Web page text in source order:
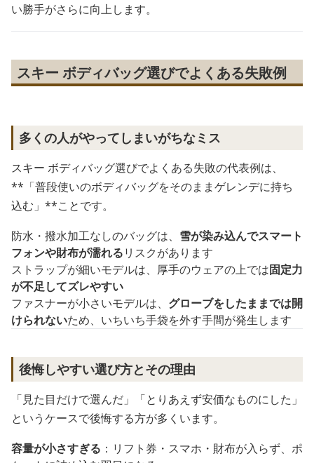
い勝手がさらに向上します。
スキー ボディバッグ選びでよくある失敗例
多くの人がやってしまいがちなミス
スキー ボディバッグ選びでよくある失敗の代表例は、
**「普段使いのボディバッグをそのままゲレンデに持ち
込む」**ことです。
防水・撥水加工なしのバッグは、 雪が染み込んでスマート
フォンや財布が濡れるリスクがあります
ストラップが細いモデルは、厚手のウェアの上では固定力
が不足してズレやすい
ファスナーが小さいモデルは、 グローブをしたままでは開
けられないため、いちいち手袋を外す手間が発生します
後悔しやすい選び方とその理由
「見た目だけで選んだ」「とりあえず安価なものにした」
というケースで後悔する方が多くいます。
容量が小さすぎる ：リフト券・スマホ・財布が入らず、ポ